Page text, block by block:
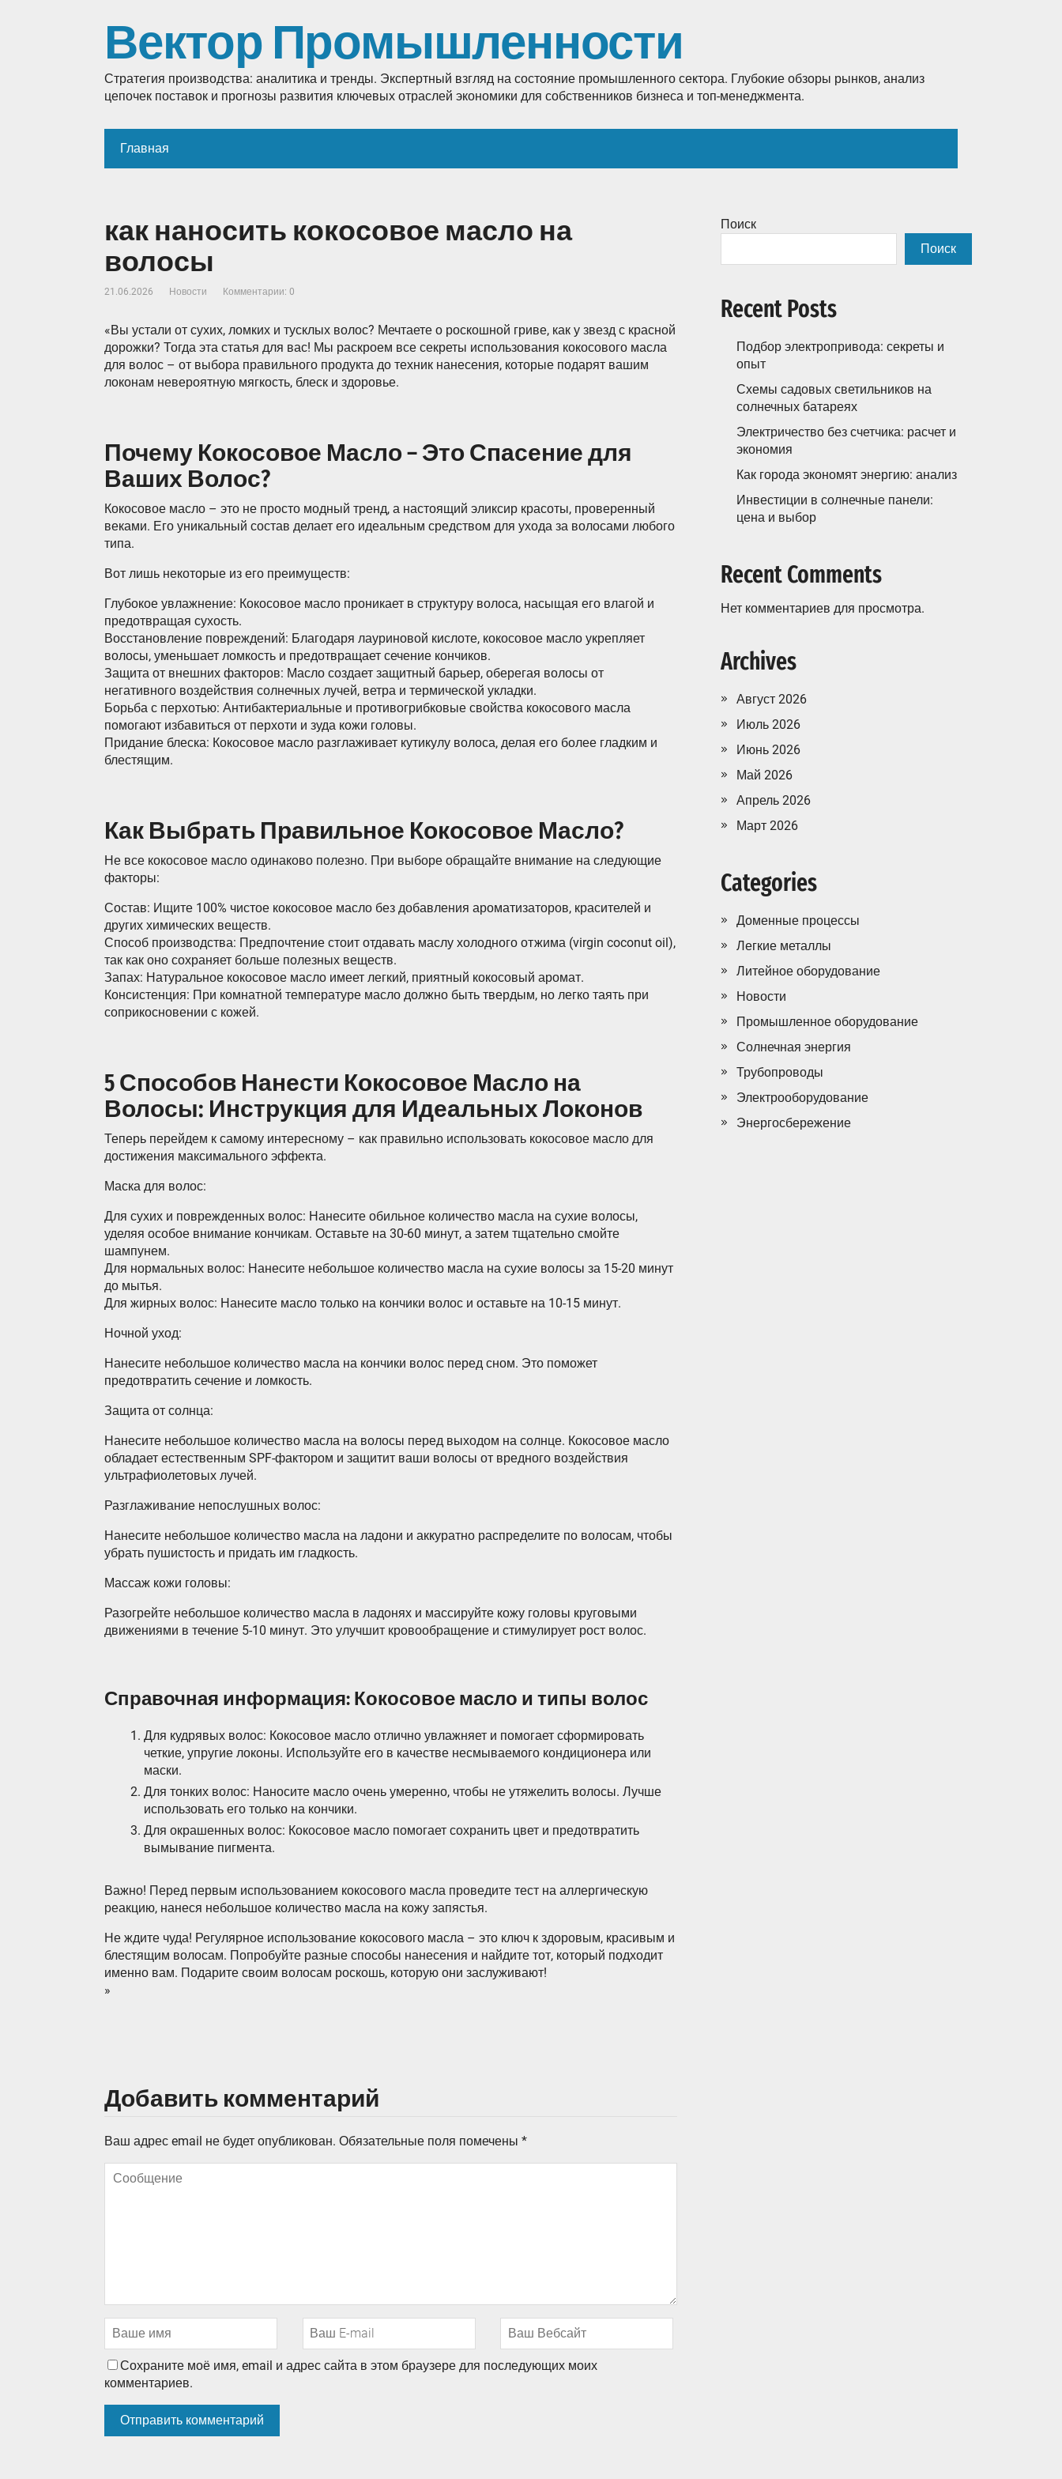
Вектор Промышленности
Стратегия производства: аналитика и тренды. Экспертный взгляд на состояние промышленного сектора. Глубокие обзоры рынков, анализ
цепочек поставок и прогнозы развития ключевых отраслей экономики для собственников бизнеса и топ-менеджмента.
Главная
как наносить кокосовое масло на
волосы
21.06.2026 Новости Комментарии: 0
«Вы устали от сухих, ломких и тусклых волос? Мечтаете о роскошной гриве, как у звезд с красной
дорожки? Тогда эта статья для вас! Мы раскроем все секреты использования кокосового масла
для волос – от выбора правильного продукта до техник нанесения, которые подарят вашим
локонам невероятную мягкость, блеск и здоровье.
Почему Кокосовое Масло – Это Спасение для
Ваших Волос?
Кокосовое масло – это не просто модный тренд, а настоящий эликсир красоты, проверенный
веками. Его уникальный состав делает его идеальным средством для ухода за волосами любого
типа.
Вот лишь некоторые из его преимуществ:
Глубокое увлажнение: Кокосовое масло проникает в структуру волоса, насыщая его влагой и
предотвращая сухость.
Восстановление повреждений: Благодаря лауриновой кислоте, кокосовое масло укрепляет
волосы, уменьшает ломкость и предотвращает сечение кончиков.
Защита от внешних факторов: Масло создает защитный барьер, оберегая волосы от
негативного воздействия солнечных лучей, ветра и термической укладки.
Борьба с перхотью: Антибактериальные и противогрибковые свойства кокосового масла
помогают избавиться от перхоти и зуда кожи головы.
Придание блеска: Кокосовое масло разглаживает кутикулу волоса, делая его более гладким и
блестящим.
Как Выбрать Правильное Кокосовое Масло?
Не все кокосовое масло одинаково полезно. При выборе обращайте внимание на следующие
факторы:
Состав: Ищите 100% чистое кокосовое масло без добавления ароматизаторов, красителей и
других химических веществ.
Способ производства: Предпочтение стоит отдавать маслу холодного отжима (virgin coconut oil),
так как оно сохраняет больше полезных веществ.
Запах: Натуральное кокосовое масло имеет легкий, приятный кокосовый аромат.
Консистенция: При комнатной температуре масло должно быть твердым, но легко таять при
соприкосновении с кожей.
5 Способов Нанести Кокосовое Масло на
Волосы: Инструкция для Идеальных Локонов
Теперь перейдем к самому интересному – как правильно использовать кокосовое масло для
достижения максимального эффекта.
Маска для волос:
Для сухих и поврежденных волос: Нанесите обильное количество масла на сухие волосы,
уделяя особое внимание кончикам. Оставьте на 30-60 минут, а затем тщательно смойте
шампунем.
Для нормальных волос: Нанесите небольшое количество масла на сухие волосы за 15-20 минут
до мытья.
Для жирных волос: Нанесите масло только на кончики волос и оставьте на 10-15 минут.
Ночной уход:
Нанесите небольшое количество масла на кончики волос перед сном. Это поможет
предотвратить сечение и ломкость.
Защита от солнца:
Нанесите небольшое количество масла на волосы перед выходом на солнце. Кокосовое масло
обладает естественным SPF-фактором и защитит ваши волосы от вредного воздействия
ультрафиолетовых лучей.
Разглаживание непослушных волос:
Нанесите небольшое количество масла на ладони и аккуратно распределите по волосам, чтобы
убрать пушистость и придать им гладкость.
Массаж кожи головы:
Разогрейте небольшое количество масла в ладонях и массируйте кожу головы круговыми
движениями в течение 5-10 минут. Это улучшит кровообращение и стимулирует рост волос.
Справочная информация: Кокосовое масло и типы волос
Для кудрявых волос: Кокосовое масло отлично увлажняет и помогает сформировать
четкие, упругие локоны. Используйте его в качестве несмываемого кондиционера или
маски.
Для тонких волос: Наносите масло очень умеренно, чтобы не утяжелить волосы. Лучше
использовать его только на кончики.
Для окрашенных волос: Кокосовое масло помогает сохранить цвет и предотвратить
вымывание пигмента.
Важно! Перед первым использованием кокосового масла проведите тест на аллергическую
реакцию, нанеся небольшое количество масла на кожу запястья.
Не ждите чуда! Регулярное использование кокосового масла – это ключ к здоровым, красивым и
блестящим волосам. Попробуйте разные способы нанесения и найдите тот, который подходит
именно вам. Подарите своим волосам роскошь, которую они заслуживают!
»
Добавить комментарий
Ваш адрес email не будет опубликован. Обязательные поля помечены *
Сохраните моё имя, email и адрес сайта в этом браузере для последующих моих
комментариев.
Поиск
Поиск
Recent Posts
Подбор электропривода: секреты и
опыт
Схемы садовых светильников на
солнечных батареях
Электричество без счетчика: расчет и
экономия
Как города экономят энергию: анализ
Инвестиции в солнечные панели:
цена и выбор
Recent Comments
Нет комментариев для просмотра.
Archives
Август 2026
Июль 2026
Июнь 2026
Май 2026
Апрель 2026
Март 2026
Categories
Доменные процессы
Легкие металлы
Литейное оборудование
Новости
Промышленное оборудование
Солнечная энергия
Трубопроводы
Электрооборудование
Энергосбережение